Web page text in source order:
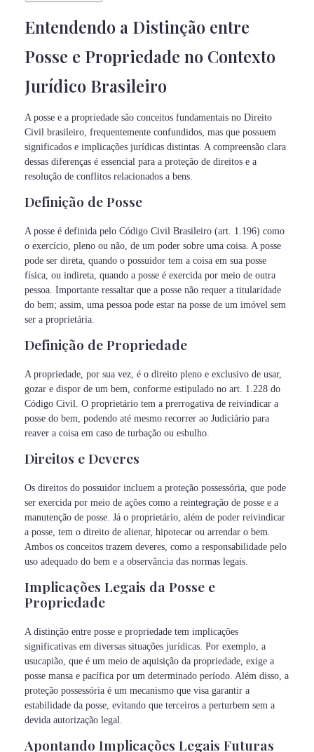
Entendendo a Distinção entre
Posse e Propriedade no Contexto
Jurídico Brasileiro
A posse e a propriedade são conceitos fundamentais no Direito
Civil brasileiro, frequentemente confundidos, mas que possuem
significados e implicações jurídicas distintas. A compreensão clara
dessas diferenças é essencial para a proteção de direitos e a
resolução de conflitos relacionados a bens.
Definição de Posse
A posse é definida pelo Código Civil Brasileiro (art. 1.196) como
o exercício, pleno ou não, de um poder sobre uma coisa. A posse
pode ser direta, quando o possuidor tem a coisa em sua posse
física, ou indireta, quando a posse é exercida por meio de outra
pessoa. Importante ressaltar que a posse não requer a titularidade
do bem; assim, uma pessoa pode estar na posse de um imóvel sem
ser a proprietária.
Definição de Propriedade
A propriedade, por sua vez, é o direito pleno e exclusivo de usar,
gozar e dispor de um bem, conforme estipulado no art. 1.228 do
Código Civil. O proprietário tem a prerrogativa de reivindicar a
posse do bem, podendo até mesmo recorrer ao Judiciário para
reaver a coisa em caso de turbação ou esbulho.
Direitos e Deveres
Os direitos do possuidor incluem a proteção possessória, que pode
ser exercida por meio de ações como a reintegração de posse e a
manutenção de posse. Já o proprietário, além de poder reivindicar
a posse, tem o direito de alienar, hipotecar ou arrendar o bem.
Ambos os conceitos trazem deveres, como a responsabilidade pelo
uso adequado do bem e a observância das normas legais.
Implicações Legais da Posse e
Propriedade
A distinção entre posse e propriedade tem implicações
significativas em diversas situações jurídicas. Por exemplo, a
usucapião, que é um meio de aquisição da propriedade, exige a
posse mansa e pacífica por um determinado período. Além disso, a
proteção possessória é um mecanismo que visa garantir a
estabilidade da posse, evitando que terceiros a perturbem sem a
devida autorização legal.
Apontando Implicações Legais Futuras